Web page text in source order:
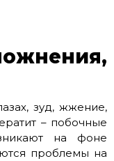
зуд, жжение,
– побочные
на фоне
проблемы на